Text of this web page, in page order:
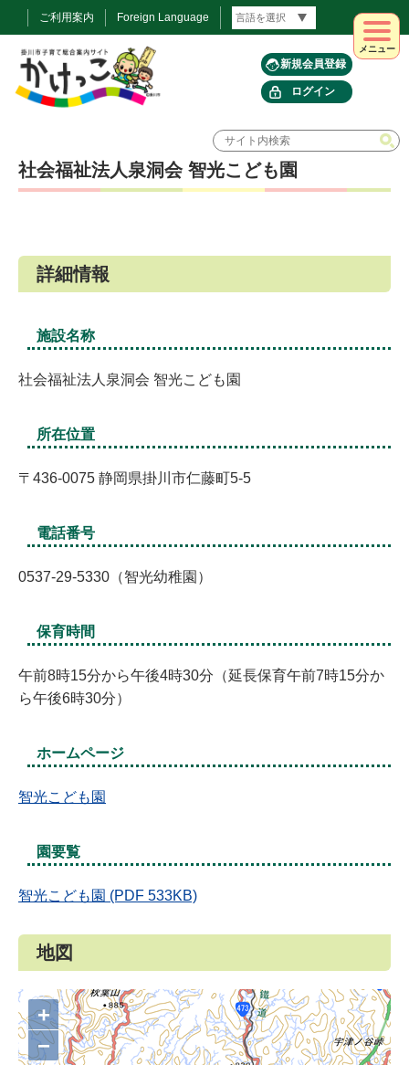
ご利用案内 Foreign Language
新規会員登録
ログイン
メニュー
社会福祉法人泉洞会 智光こども園
詳細情報
施設名称
社会福祉法人泉洞会 智光こども園
所在位置
〒436-0075 静岡県掛川市仁藤町5-5
電話番号
0537-29-5330（智光幼稚園）
保育時間
午前8時15分から午後4時30分（延長保育午前7時15分か
ら午後6時30分）
ホームページ
智光こども園
園要覧
智光こども園 (PDF 533KB)
地図
+
−